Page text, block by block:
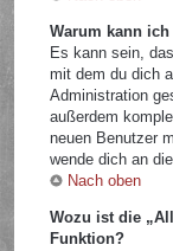
Warum kann
Es kann sein,
mit dem du dich
Administration
außerdem
neuen Benutzer
wende dich an
Nach oben
Wozu ist die
Funktion?